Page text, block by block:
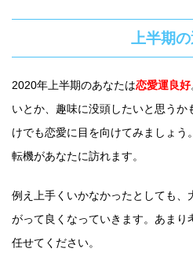
上半期
2020年上半期のあなたは恋愛運良好
いとか、趣味に没頭したいと思う
けでも恋愛に目を向けてみましょう
転機があなたに訪れます。
例え上手くいかなかったとしても、
がって良くなっていきます。あまり
任せてください。